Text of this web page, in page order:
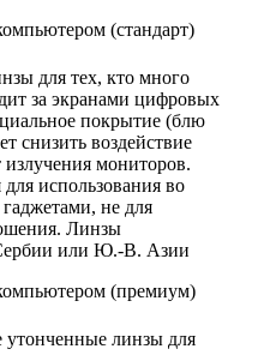
(стандарт)
для тех, кто много
за экранами цифровых
покрытие (блю
снизить воздействие
излучения мониторов.
использования во
не для
Линзы
или Ю.-В. Азии
(премиум)
утонченные линзы для